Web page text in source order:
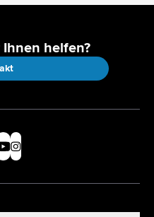
helfen?